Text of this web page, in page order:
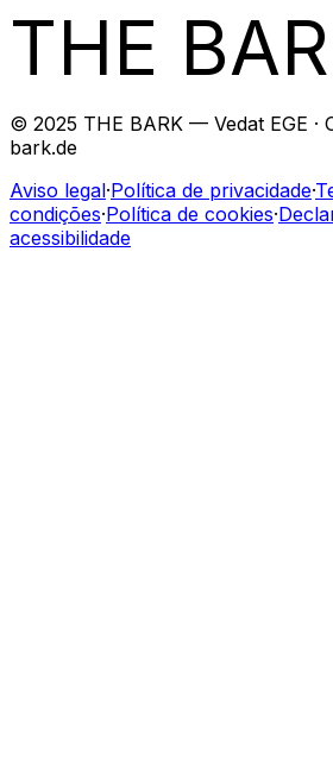
THE
© 2025 THE BARK — Vedat EGE ·
bark.de
Aviso legal·Política de privacidade·
condições·Política de cookies·
acessibilidade